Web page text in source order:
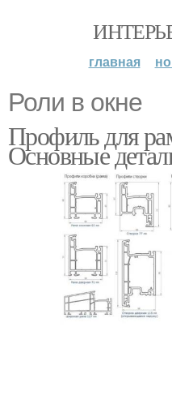
главная
Роли в окне
Профиль для
Основные